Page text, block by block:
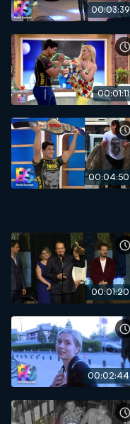
00:03:39
00:01:11
00:04:50
00:01:20
00:02:44